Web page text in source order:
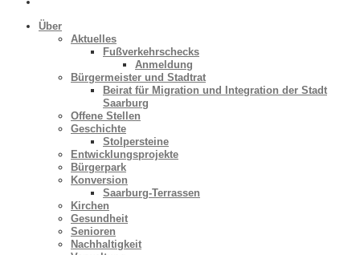
Über
Aktuelles
Fußverkehrschecks
Anmeldung
Bürgermeister und Stadtrat
Beirat für Migration und Integration der Stadt
Saarburg
Offene Stellen
Geschichte
Stolpersteine
Entwicklungsprojekte
Bürgerpark
Konversion
Saarburg-Terrassen
Kirchen
Gesundheit
Senioren
Nachhaltigkeit